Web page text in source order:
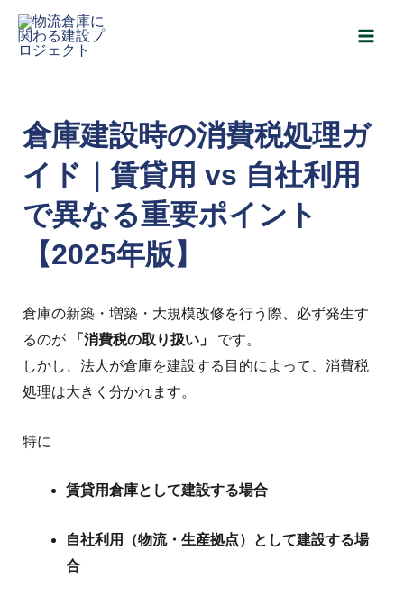
倉庫建設時の消費税処理ガ
イド｜賃貸用 vs 自社利用
で異なる重要ポイント
【2025年版】
倉庫の新築・増築・大規模改修を行う際、必ず発生す
るのが
「消費税の取り扱い」
です。
しかし、法人が倉庫を建設する目的によって、消費税
処理は大きく分かれます。
特に
賃貸用倉庫として建設する場合
自社利用（物流・生産拠点）として建設する場
合
Post
navigation